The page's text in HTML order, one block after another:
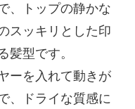
、トップの静かな
スッキリとした印
髪型です。
ーを入れて動きが
、ドライな質感に